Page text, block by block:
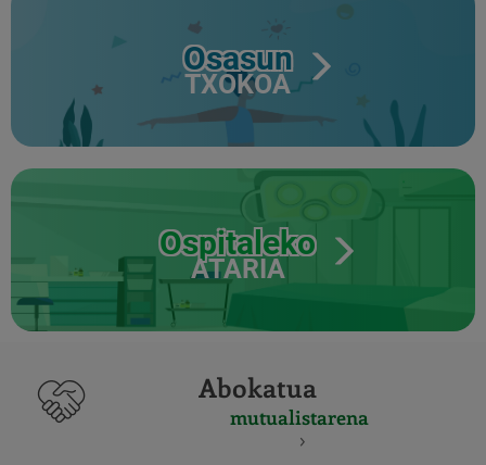
Osasun
TXOKOA
Ospitaleko
ATARIA
Abokatua
mutualistarena